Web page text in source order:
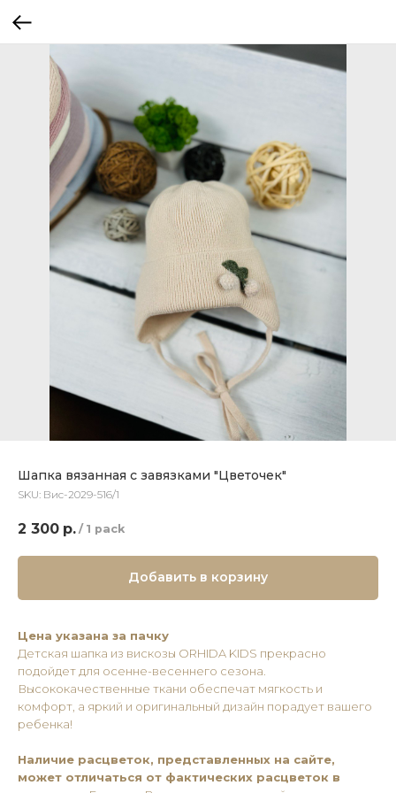
Шапка вязанная с завязками "Цветочек"
SKU: Вис-2029-516/1
2 300 р. / 1 pack
Добавить в корзину
Цена указана за пачку
Детская шапка из вискозы ОRHIDA KIDS прекрасно
подойдет для осенне-весеннего сезона.
Высококачественные ткани обеспечат мягкость и
комфорт, а яркий и оригинальный дизайн порадует вашего
ребенка!
Наличие расцветок, представленных на сайте,
может отличаться от фактических расцветок в